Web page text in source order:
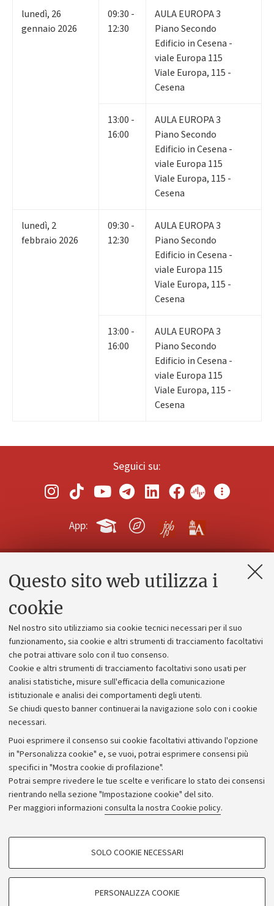
Questo sito web utilizza i
cookie
Nel nostro sito utilizziamo sia cookie tecnici necessari per il suo
funzionamento, sia cookie e altri strumenti di tracciamento facoltativi
che potrai attivare solo con il tuo consenso.
Cookie e altri strumenti di tracciamento facoltativi sono usati per
analisi statistiche, misure sull'efficacia della comunicazione
istituzionale e analisi dei comportamenti degli utenti.
Se chiudi questo banner continuerai la navigazione solo con i cookie
necessari.
Puoi esprimere il consenso sui cookie facoltativi attivando l'opzione
in "Personalizza cookie" e, se vuoi, potrai esprimere consensi più
specifici in "Mostra cookie di profilazione".
Potrai sempre rivedere le tue scelte e verificare lo stato dei consensi
rientrando nella sezione "Impostazione cookie" del sito.
Per maggiori informazioni consulta la nostra Cookie policy.
COOKIE DI PROFILAZIONE - FACOLTATIVI
SOLO COOKIE NECESSARI
PERSONALIZZA COOKIE
lunedì, 26
gennaio 2026
09:30 -
12:30
AULA EUROPA 3
Piano Secondo
Edificio in Cesena -
viale Europa 115
Viale Europa, 115 -
Cesena
13:00 -
16:00
AULA EUROPA 3
Piano Secondo
Edificio in Cesena -
viale Europa 115
Viale Europa, 115 -
Cesena
lunedì, 2
febbraio 2026
09:30 -
12:30
AULA EUROPA 3
Piano Secondo
Edificio in Cesena -
viale Europa 115
Viale Europa, 115 -
Cesena
13:00 -
16:00
AULA EUROPA 3
Piano Secondo
Edificio in Cesena -
viale Europa 115
Viale Europa, 115 -
Cesena
Seguici su:
App:
Contatti e PEC
Alumni community
Piano strategico
Bilanci
Donazioni e 5x1000
Bandi, gare e concorsi
Albo online
Amministrazione trasparente
Atti di notifica
Informazioni sul sito e accessibilità
Dichiarazione di accessibilità
Privacy e note legali
Impostazioni Cookie